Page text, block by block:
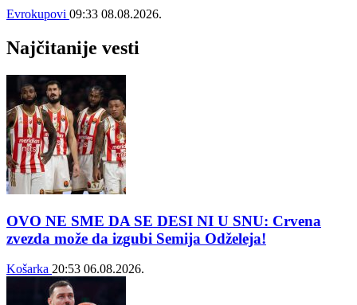
Evrokupovi 09:33 08.08.2026.
Najčitanije vesti
OVO NE SME DA SE DESI NI U SNU: Crvena
zvezda može da izgubi Semija Odželeja!
Košarka 20:53 06.08.2026.